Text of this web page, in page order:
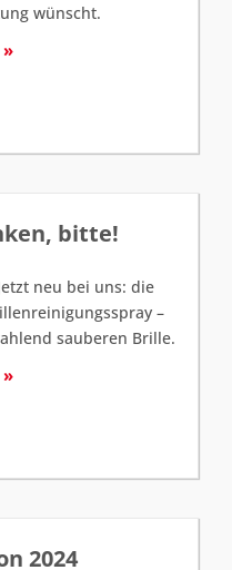
wünscht.
bitte!
neu bei uns: die
–
sauberen Brille.
2024